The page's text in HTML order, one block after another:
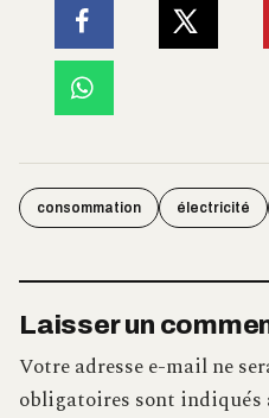
consommation électricité
Laisser un
Votre adresse e-mail ne
obligatoires sont indiqués